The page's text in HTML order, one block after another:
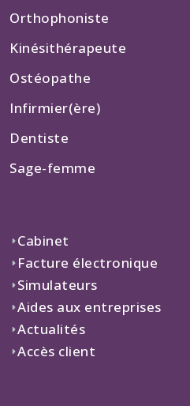
Orthophoniste
Kinésithérapeute
Ostéopathe
Infirmier(ère)
Dentiste
Sage-femme
Cabinet
Facture électronique
Simulateurs
Aides aux entreprises
Actualités
Accès client